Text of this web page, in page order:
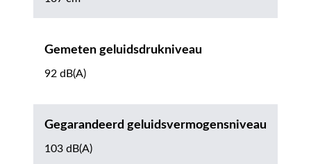
Gemeten geluidsdrukniveau
92 dB(A)
Gegarandeerd geluidsvermogensniveau
103 dB(A)